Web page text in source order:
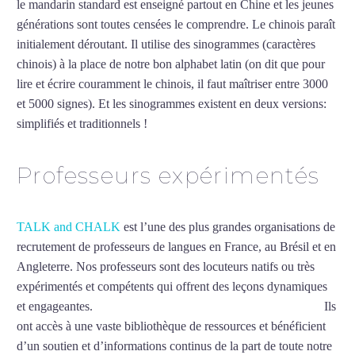
le mandarin standard est enseigné partout en Chine et les jeunes
générations sont toutes censées le comprendre. Le chinois paraît
initialement déroutant. Il utilise des sinogrammes (caractères
chinois) à la place de notre bon alphabet latin (on dit que pour
lire et écrire couramment le chinois, il faut maîtriser entre 3000
et 5000 signes). Et les sinogrammes existent en deux versions:
simplifiés et traditionnels !
Professeurs expérimentés
TALK and CHALK est l’une des plus grandes organisations de
recrutement de professeurs de langues en France, au Brésil et en
Angleterre. Nos professeurs sont des locuteurs natifs ou très
expérimentés et compétents qui offrent des leçons dynamiques
et engageantes.
Ils
ont accès à une vaste bibliothèque de ressources et bénéficient
d’un soutien et d’informations continus de la part de toute notre